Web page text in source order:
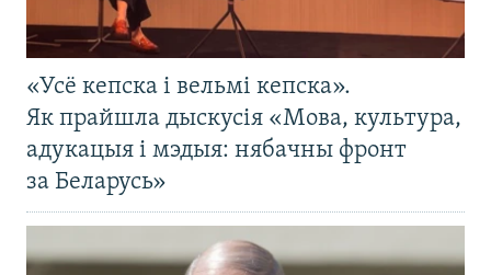
«Усё кепска і вельмі кепска».
Як прайшла дыскусія «Мова, культура,
адукацыя і мэдыя: нябачны фронт
за Беларусь»